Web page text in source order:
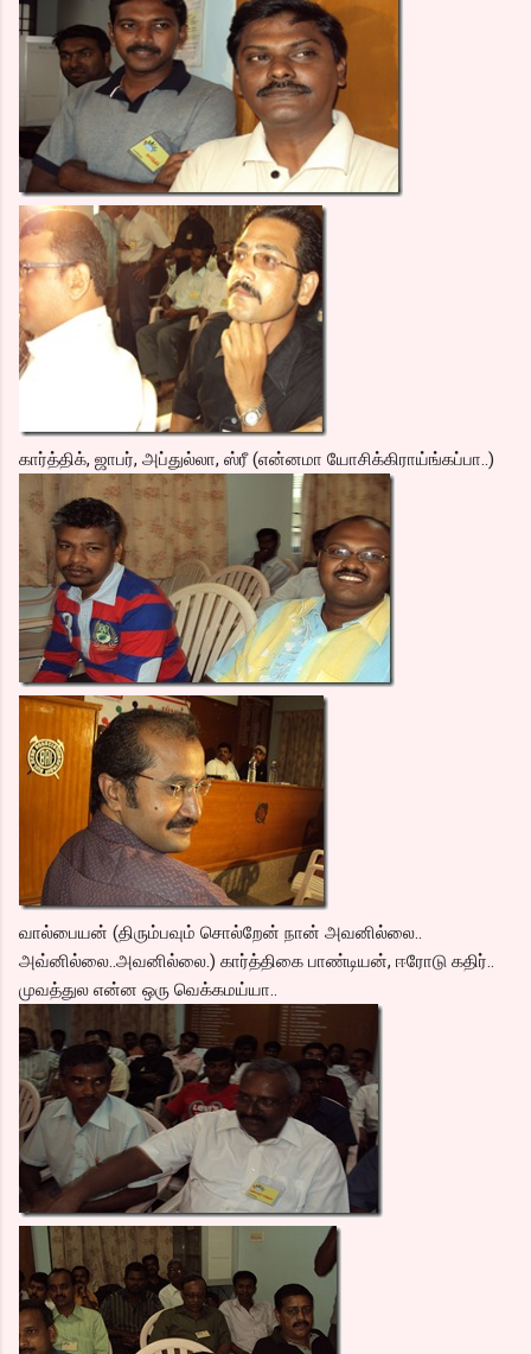
கார்த்திக், ஜாபர், அப்துல்லா, ஸ்ரீ (என்னமா யோசிக்கிராய்ங்கப்பா..)
வால்பையன் (திரும்பவும் சொல்றேன் நான் அவனில்லை..
அவ்னில்லை..அவனில்லை.) கார்த்திகை பாண்டியன், ஈரோடு கதிர்..
முவத்துல என்ன ஒரு வெக்கமய்யா..